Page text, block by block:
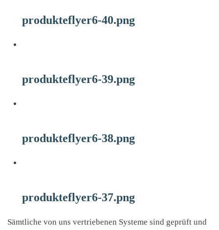
produkteflyer6-40.png
produkteflyer6-39.png
produkteflyer6-38.png
produkteflyer6-37.png
Sämtliche von uns vertriebenen Systeme sind geprüft und